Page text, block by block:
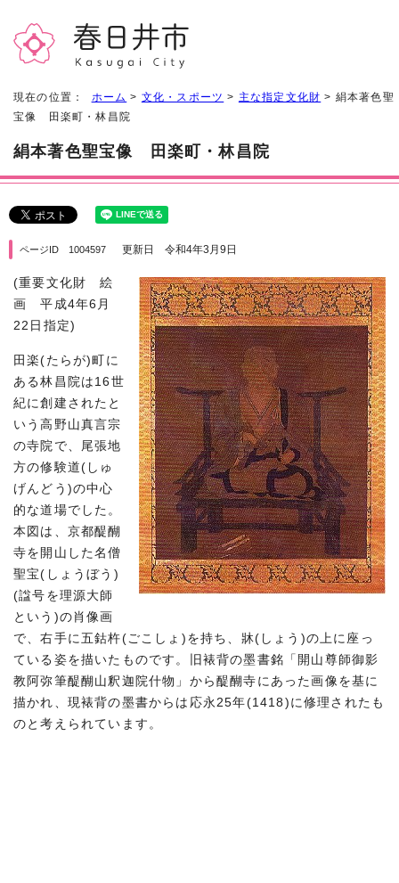
現在の位置： ホーム > 文化・スポーツ > 主な指定文化財 > 絹本著色聖
宝像 田楽町・林昌院
絹本著色聖宝像 田楽町・林昌院
ページID 1004597 更新日 令和4年3月9日
(重要文化財 絵
画 平成4年6月
22日指定)
田楽(たらが)町に
ある林昌院は16世
紀に創建されたと
いう高野山真言宗
の寺院で、尾張地
方の修験道(しゅ
げんどう)の中心
的な道場でした。
本図は、京都醍醐
寺を開山した名僧
聖宝(しょうぼう)
(諡号を理源大師
という)の肖像画
で、右手に五鈷杵(ごこしょ)を持ち、牀(しょう)の上に座っ
ている姿を描いたものです。旧裱背の墨書銘「開山尊師御影
教阿弥筆醍醐山釈迦院什物」から醍醐寺にあった画像を基に
描かれ、現裱背の墨書からは応永25年(1418)に修理されたも
のと考えられています。